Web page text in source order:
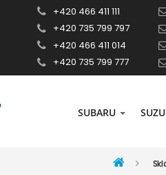
+420 466 411 111
+420 735 799 797
+420 466 411 014
+420 735 799 777
SUBARU